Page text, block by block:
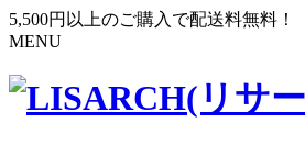
5,500円以上のご購入で配送料無料！
MENU